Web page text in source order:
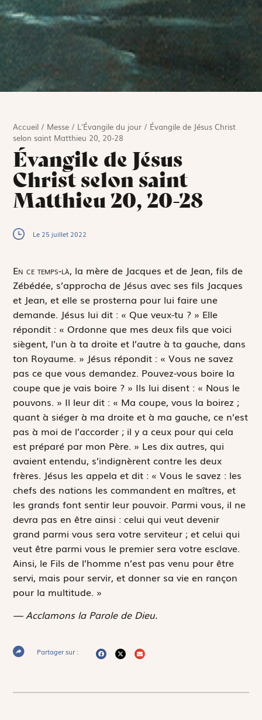
Accueil / Messe / L'Évangile du jour / Évangile de Jésus Christ
selon saint Matthieu 20, 20-28
Évangile de Jésus
Christ selon saint
Matthieu 20, 20-28
Le 25 juillet 2022
En ce temps-là, la mère de Jacques et de Jean, fils de
Zébédée, s’approcha de Jésus avec ses fils Jacques
et Jean, et elle se prosterna pour lui faire une
demande. Jésus lui dit : « Que veux-tu ? » Elle
répondit : « Ordonne que mes deux fils que voici
siègent, l’un à ta droite et l’autre à ta gauche, dans
ton Royaume. » Jésus répondit : « Vous ne savez
pas ce que vous demandez. Pouvez-vous boire la
coupe que je vais boire ? » Ils lui disent : « Nous le
pouvons. » Il leur dit : « Ma coupe, vous la boirez ;
quant à siéger à ma droite et à ma gauche, ce n’est
pas à moi de l’accorder ; il y a ceux pour qui cela
est préparé par mon Père. » Les dix autres, qui
avaient entendu, s’indignèrent contre les deux
frères. Jésus les appela et dit : « Vous le savez : les
chefs des nations les commandent en maîtres, et
les grands font sentir leur pouvoir. Parmi vous, il ne
devra pas en être ainsi : celui qui veut devenir
grand parmi vous sera votre serviteur ; et celui qui
veut être parmi vous le premier sera votre esclave.
Ainsi, le Fils de l’homme n’est pas venu pour être
servi, mais pour servir, et donner sa vie en rançon
pour la multitude. »
— Acclamons la Parole de Dieu.
Partager sur :